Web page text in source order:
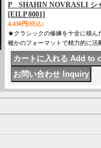
P SHAHIN NOVRASLI シ
[EILP 8001]
4,430円(税込)
★クラシックの修練を十全に積ん
種かのフォーマットで精力的に活